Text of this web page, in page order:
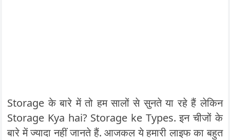
Storage के बारे में तो हम सालों से सुनते या रहे हैं लेकिन
Storage Kya hai? Storage ke Types. इन चीजों के
बारे में ज्यादा नहीं जानते हैं. आजकल ये हमारी लाइफ का बहुत